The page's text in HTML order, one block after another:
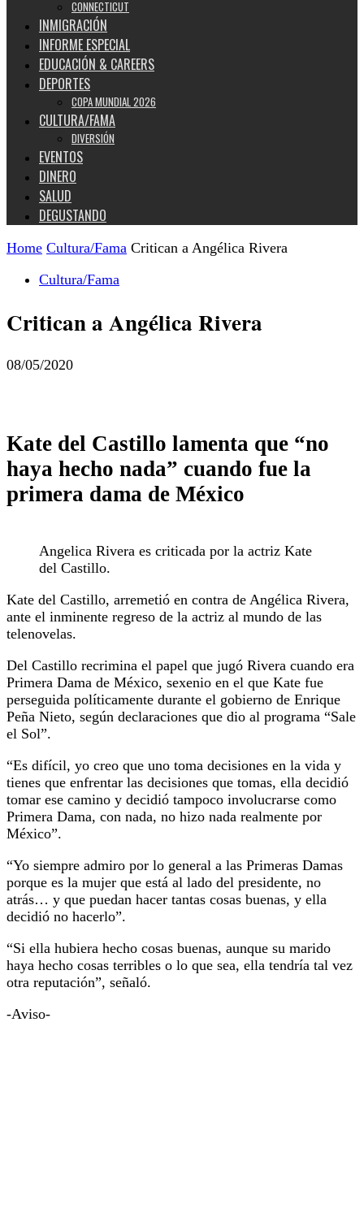
CONNECTICUT
INMIGRACIÓN
INFORME ESPECIAL
EDUCACIÓN & CAREERS
DEPORTES
COPA MUNDIAL 2026
CULTURA/FAMA
DIVERSIÓN
EVENTOS
DINERO
SALUD
DEGUSTANDO
Home Cultura/Fama Critican a Angélica Rivera
Cultura/Fama
Critican a Angélica Rivera
08/05/2020
Kate del Castillo lamenta que “no
haya hecho nada” cuando fue la
primera dama de México
Angelica Rivera es criticada por la actriz Kate
del Castillo.
Kate del Castillo, arremetió en contra de Angélica Rivera,
ante el inminente regreso de la actriz al mundo de las
telenovelas.
Del Castillo recrimina el papel que jugó Rivera cuando era
Primera Dama de México, sexenio en el que Kate fue
perseguida políticamente durante el gobierno de Enrique
Peña Nieto, según declaraciones que dio al programa “Sale
el Sol”.
“Es difícil, yo creo que uno toma decisiones en la vida y
tienes que enfrentar las decisiones que tomas, ella decidió
tomar ese camino y decidió tampoco involucrarse como
Primera Dama, con nada, no hizo nada realmente por
México”.
“Yo siempre admiro por lo general a las Primeras Damas
porque es la mujer que está al lado del presidente, no
atrás… y que puedan hacer tantas cosas buenas, y ella
decidió no hacerlo”.
“Si ella hubiera hecho cosas buenas, aunque su marido
haya hecho cosas terribles o lo que sea, ella tendría tal vez
otra reputación”, señaló.
-Aviso-